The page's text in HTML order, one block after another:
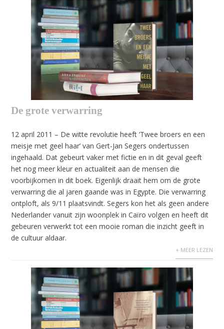
De grote verwarring
12 april 2011 – De witte revolutie heeft ‘Twee broers en een
meisje met geel haar’ van Gert-Jan Segers ondertussen
ingehaald. Dat gebeurt vaker met fictie en in dit geval geeft
het nog meer kleur en actualiteit aan de mensen die
voorbijkomen in dit boek. Eigenlijk draait hem om de grote
verwarring die al jaren gaande was in Egypte. Die verwarring
ontploft, als 9/11 plaatsvindt. Segers kon het als geen andere
Nederlander vanuit zijn woonplek in Caïro volgen en heeft dit
gebeuren verwerkt tot een mooie roman die inzicht geeft in
de cultuur aldaar.
+ MEER LEZEN